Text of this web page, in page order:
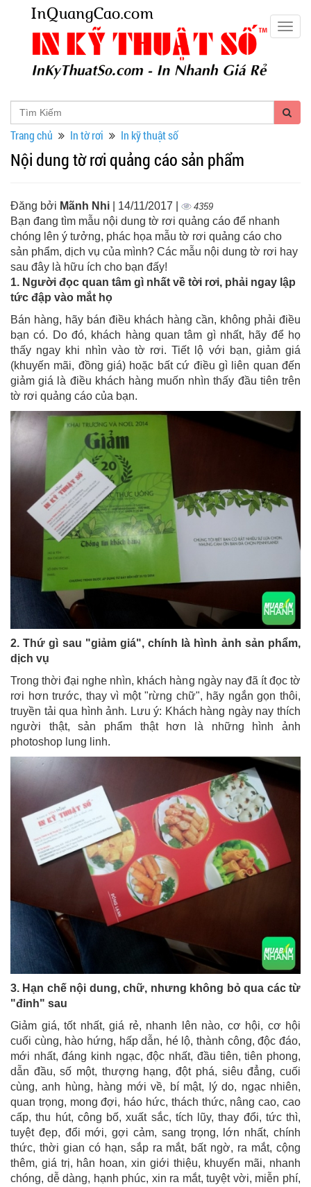
Trang chủ In tờ rơi In kỹ thuật số
Nội dung tờ rơi quảng cáo sản phẩm
Đăng bởi Mãnh Nhi | 14/11/2017 | 4359
Bạn đang tìm mẫu nội dung tờ rơi quảng cáo để nhanh
chóng lên ý tưởng, phác họa mẫu tờ rơi quảng cáo cho
sản phẩm, dịch vụ của mình? Các mẫu nội dung tờ rơi hay
sau đây là hữu ích cho bạn đấy!
1. Người đọc quan tâm gì nhất về tời rơi, phải ngay lập
tức đập vào mắt họ
Bán hàng, hãy bán điều khách hàng cần, không phải điều
bạn có. Do đó, khách hàng quan tâm gì nhất, hãy để họ
thấy ngay khi nhìn vào tờ rơi. Tiết lộ với bạn, giảm giá
(khuyến mãi, đồng giá) hoặc bất cứ điều gì liên quan đến
giảm giá là điều khách hàng muốn nhìn thấy đầu tiên trên
tờ rơi quảng cáo của bạn.
2. Thứ gì sau "giảm giá", chính là hình ảnh sản phẩm,
dịch vụ
Trong thời đại nghe nhìn, khách hàng ngày nay đã ít đọc tờ
rơi hơn trước, thay vì một "rừng chữ", hãy ngắn gọn thôi,
truyền tải qua hình ảnh. Lưu ý: Khách hàng ngày nay thích
người thật, sản phẩm thật hơn là những hình ảnh
photoshop lung linh.
3. Hạn chế nội dung, chữ, nhưng không bỏ qua các từ
"đinh" sau
Giảm giá, tốt nhất, giá rẻ, nhanh lên nào, cơ hội, cơ hội
cuối cùng, hào hứng, hấp dẫn, hé lộ, thành công, độc đáo,
mới nhất, đáng kinh ngạc, độc nhất, đầu tiên, tiên phong,
dẫn đầu, số một, thượng hạng, đột phá, siêu đẳng, cuối
cùng, anh hùng, hàng mới về, bí mật, lý do, ngạc nhiên,
quan trọng, mong đợi, háo hức, thách thức, nâng cao, cao
cấp, thu hút, công bố, xuất sắc, tích lũy, thay đổi, tức thì,
tuyệt đẹp, đổi mới, gợi cảm, sang trọng, lớn nhất, chính
thức, thời gian có hạn, sắp ra mắt, bất ngờ, ra mắt, cộng
thêm, giá trị, hân hoan, xin giới thiệu, khuyến mãi, nhanh
chóng, dễ dàng, hạnh phúc, xin ra mắt, tuyệt vời, miễn phí,